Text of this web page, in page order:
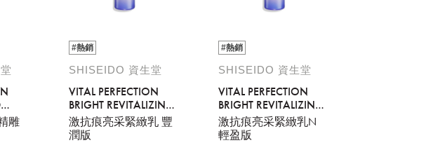
機場(TSA)
雕
#熱銷
SHISEIDO 資生堂
VITAL PERFECTION
BRIGHT REVITALIZING
EMULSION ENRICHED
激抗痕亮采緊緻乳 豐
潤版
#熱銷
SHISEIDO 資生堂
VITAL PERFECTION
BRIGHT REVITALIZING
EMULSION
激抗痕亮采緊緻乳N
輕盈版
清單！